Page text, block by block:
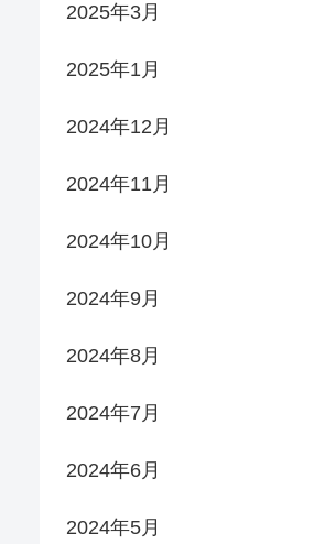
2025年3月
2025年1月
2024年12月
2024年11月
2024年10月
2024年9月
2024年8月
2024年7月
2024年6月
2024年5月